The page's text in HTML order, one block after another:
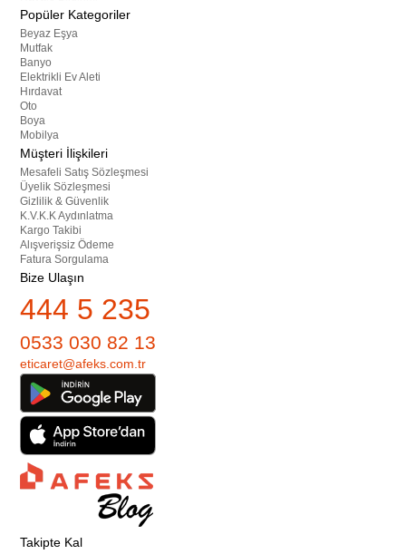
Popüler Kategoriler
Beyaz Eşya
Mutfak
Banyo
Elektrikli Ev Aleti
Hırdavat
Oto
Boya
Mobilya
Müşteri İlişkileri
Mesafeli Satış Sözleşmesi
Üyelik Sözleşmesi
Gizlilik & Güvenlik
K.V.K.K Aydınlatma
Kargo Takibi
Alışverişsiz Ödeme
Fatura Sorgulama
Bize Ulaşın
444 5 235
0533 030 82 13
eticaret@afeks.com.tr
Takipte Kal